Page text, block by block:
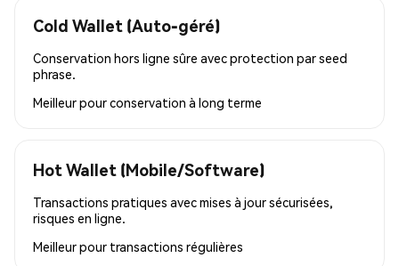
Cold Wallet (Auto-géré)
Conservation hors ligne sûre avec protection par seed
phrase.
Meilleur pourconservation à long terme
Hot Wallet (Mobile/Software)
Transactions pratiques avec mises à jour sécurisées,
risques en ligne.
Meilleur pour transactions régulières